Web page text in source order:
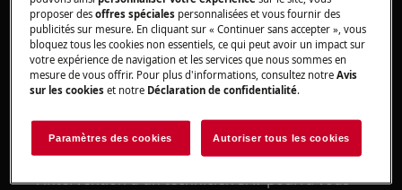
2. Faites appel à un centre de service après-
vente agréé.
Si les conseils ci-dessus ne résolvent pas le
problème, nous vous conseillons de demander
l'intervention d'un technicien SAV.
Remarque :Selon la nature du problème,
l'intervention d'un technicien SAV pourra vous
proposer desoffres spéciales personnalisées et vous fournir des
publicités sur mesure. En cliquant sur « Continuer sans accepter », vous
bloquez tous les cookies non essentiels, ce qui peut avoir un impact sur
votre expérience de navigation et les services que nous sommes en
mesure de vous offrir. Pour plus d'informations, consultez notreAvis
sur les cookies et notre Déclaration de confidentialité.
Paramètres des cookies Autoriser tous les cookies